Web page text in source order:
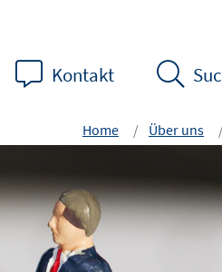
Kontakt
Home Über uns